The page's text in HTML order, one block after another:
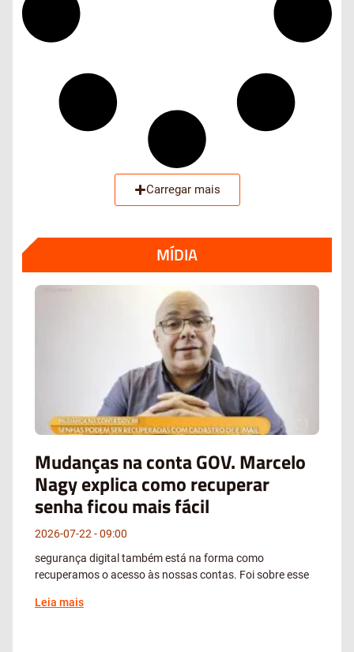
Carregar mais
MÍDIA
Mudanças na conta GOV. Marcelo
Nagy explica como recuperar
senha ficou mais fácil
2026-07-22
09:00
segurança digital também está na forma como
recuperamos o acesso às nossas contas. Foi sobre esse
Leia mais